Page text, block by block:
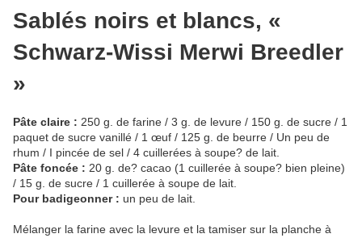
Sablés noirs et blancs, «
Schwarz-Wissi Merwi Breedler
»
Pâte claire : 250 g. de farine / 3 g. de levure / 150 g. de sucre / 1
paquet de sucre vanillé / 1 œuf / 125 g. de beurre / Un peu de
rhum / I pincée de sel / 4 cuillerées à soupe? de lait.
Pâte foncée : 20 g. de? cacao (1 cuillerée à soupe? bien pleine)
/ 15 g. de sucre / 1 cuillerée à soupe de lait.
Pour badigeonner : un peu de lait.
Mélanger la farine avec la levure et la tamiser sur la planche à